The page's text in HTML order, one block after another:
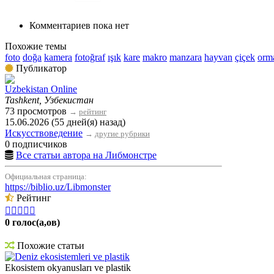
Комментариев пока нет
Похожие темы
foto doğa kamera fotoğraf ışık kare makro manzara hayvan çiçek
Публикатор
Uzbekistan Online
Tashkent, Узбекистан
73 просмотров → рейтинг
15.06.2026 (55 дней(я) назад)
Искусствоведение → другие рубрики
0 подписчиков
Все статьи автора на Либмонстре
Официальная страница:
https://biblio.uz/Libmonster
Рейтинг
    
0 голос(а,ов)
Похожие статьи
Deniz ekosistemleri ve plastik
Ekosistem okyanusları ve plastik